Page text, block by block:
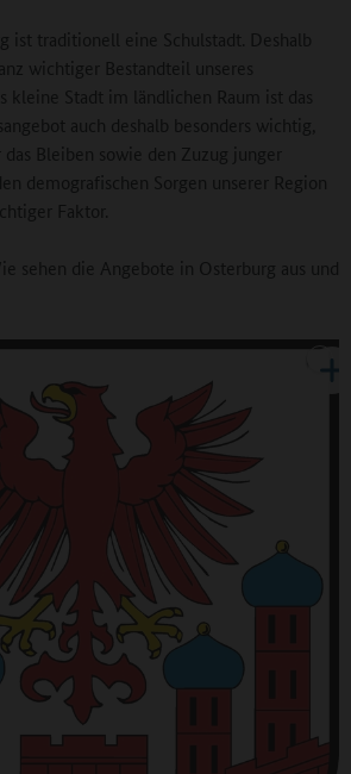
ist traditionell eine Schulstadt. Deshalb
wichtiger Bestandteil unseres
kleine Stadt im ländlichen Raum ist das
auch deshalb besonders wichtig,
Bleiben sowie den Zuzug junger
demografischen Sorgen unserer Region
Faktor.
sehen die Angebote in Osterburg aus und